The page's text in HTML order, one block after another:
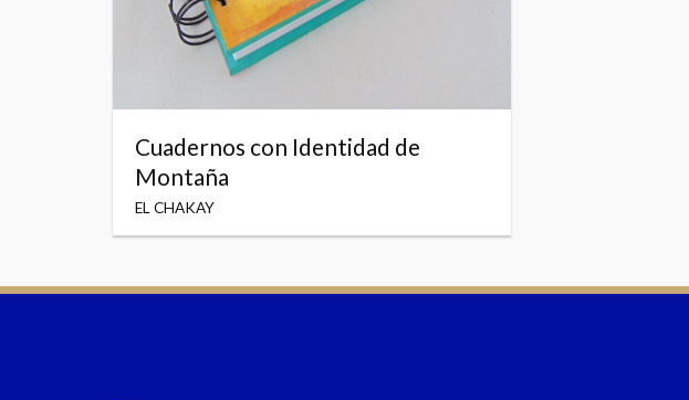
Cuadernos con Identidad de
Montaña
EL CHAKAY